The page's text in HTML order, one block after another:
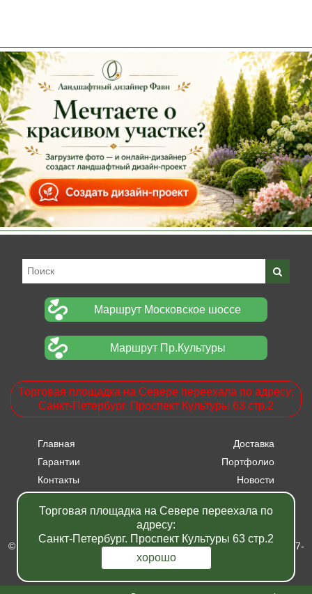
Маршрут Московское шоссе
Маршрут Пр.Культуры
Торговая площадка на Севере переехала по адресу:
Санкт-Петербург. Проспект Культуры 63 стр.2
Главная
Доставка
Гарантии
Портфолио
Контакты
Новости
Акции
© Питомник растений "Фавн" - Санкт-Петербург - Москва 2007-
2024
Торговая площадка на Севере переехала по
адресу:
Санкт-Петербург. Проспект Культуры 63 стр.2
хорошо